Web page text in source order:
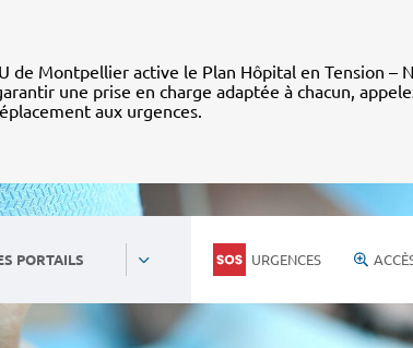
de Montpellier active le Plan Hôpital en Tension –
une prise en charge adaptée à chacun,
aux urgences.
PORTAILS URGENCES